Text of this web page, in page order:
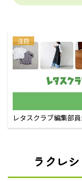
注目
レタスクラブ編集部
ラクレ